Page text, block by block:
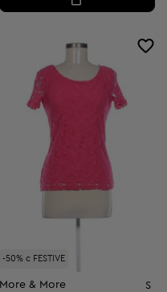
-50% с FESTIVE
More & More S